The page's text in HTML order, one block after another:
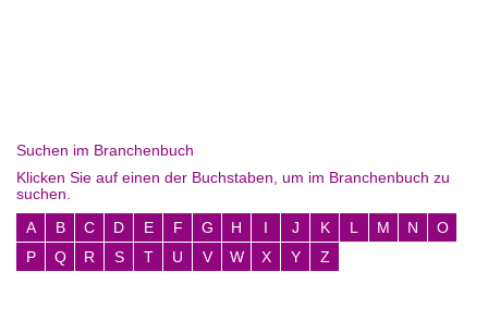
Suchen im Branchenbuch
Klicken Sie auf einen der Buchstaben, um im Branchenbuch zu
suchen.
A
B C D E F G H I J K L M N
O
P
Q R S T U V W X Y Z